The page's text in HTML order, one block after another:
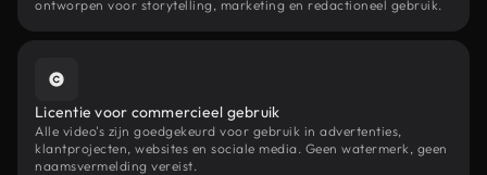
ontworpen voor storytelling, marketing en redactioneel gebruik.
Licentie voor commercieel gebruik
Alle video's zijn goedgekeurd voor gebruik in advertenties,
klantprojecten, websites en sociale media. Geen watermerk, geen
naamsvermelding vereist.